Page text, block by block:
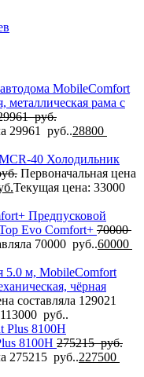
MobileComfort
металлическая рама с
руб.
29961 руб..28800
Холодильник
Первоначальная цена
Текущая цена: 33000
Предпусковой
Evo Comfort+ 70000
70000 руб..60000
5.0 м, MobileComfort
чёрная
составляла 129021
руб..
8100H 275215руб.
275215 руб..227500